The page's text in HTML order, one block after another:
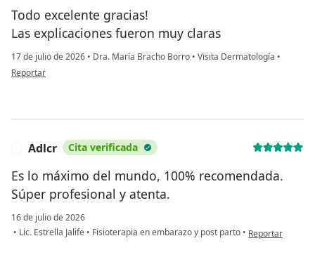
Todo excelente gracias!
Las explicaciones fueron muy claras
17 de julio de 2026 • Dra. María Bracho Borro • Visita Dermatología •
en opinión del usuario EBD
Reportar
Adlcr Cita verificada
Es lo máximo del mundo, 100% recomendada.
Súper profesional y atenta.
16 de julio de 2026
• Lic. Estrella Jalife • Fisioterapia en embarazo y post parto • en opinión del
Reportar